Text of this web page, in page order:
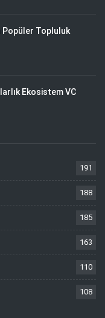
Popüler Topluluk
Ekosistem VC
191
188
185
163
110
108